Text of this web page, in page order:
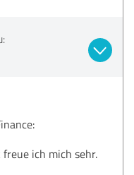
freue ich mich sehr.